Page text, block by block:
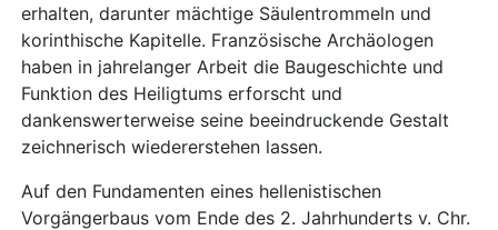
erhalten, darunter mächtige Säulentrommeln und
korinthische Kapitelle. Französische Archäologen
haben in jahrelanger Arbeit die Baugeschichte und
Funktion des Heiligtums erforscht und
dankenswerterweise seine beeindruckende Gestalt
zeichnerisch wiedererstehen lassen.
Auf den Fundamenten eines hellenistischen
Vorgängerbaus vom Ende des 2. Jahrhunderts v. Chr.